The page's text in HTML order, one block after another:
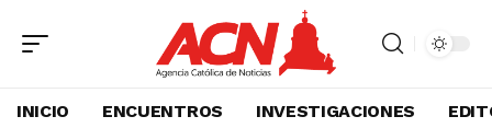
INICIO ENCUENTROS INVESTIGACIONES